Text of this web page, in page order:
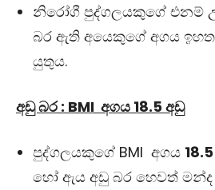
නිරෝගී පුද්ගලයකුගේ එනම්
බර ඇති අයෙකුගේ අගය
යුතුය.
අඩු බර : BMI අගය 18.5 අඩු
පුද්ගලයකුගේ BMI අගය 18.5
හෝ ඇය අඩු බර හෙවත්